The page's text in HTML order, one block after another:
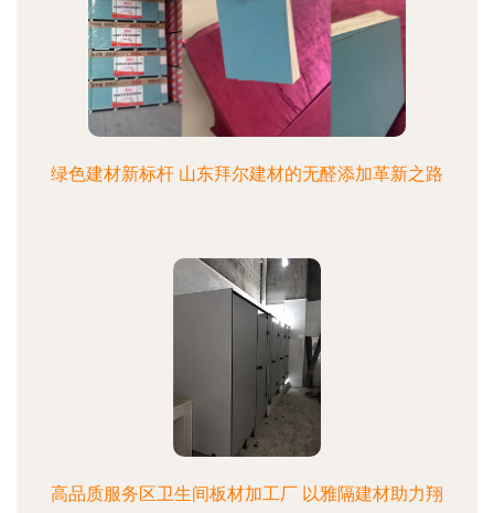
绿色建材新标杆 山东拜尔建材的无醛添加革新之路
高品质服务区卫生间板材加工厂 以雅隔建材助力翔